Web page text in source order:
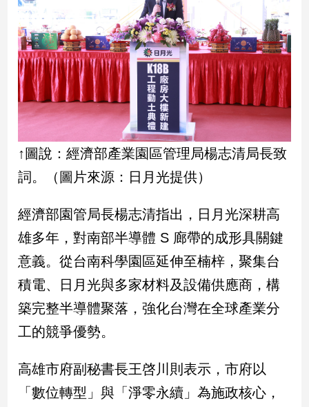
建
築/
室
內
設
計
旅
美
食
星
命
理
消
費
健
康/
親
感
藝
術
↑圖說：經濟部產業園區管理局楊志清局長致
詞。（圖片來源：日月光提供）
經濟部園管局長楊志清指出，日月光深耕高
雄多年，對南部半導體 S 廊帶的成形具關鍵
意義。從台南科學園區延伸至楠梓，聚集台
積電、日月光與多家材料及設備供應商，構
築完整半導體聚落，強化台灣在全球產業分
工的競爭優勢。
高雄市府副秘書長王啓川則表示，市府以
「數位轉型」與「淨零永續」為施政核心，